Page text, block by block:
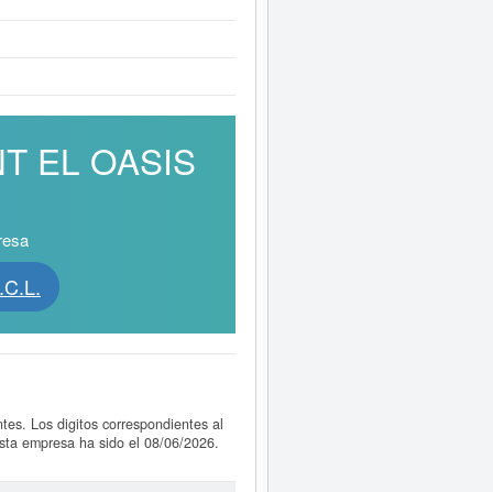
EL OASIS
Los digitos correspondientes al
empresa ha sido el 08/06/2026.